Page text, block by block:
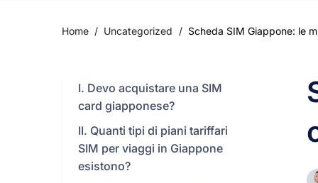
Home / Uncategorized / Scheda SIM Giappone: le
I. Devo acquistare una SIM
card giapponese?
II. Quanti tipi di piani tariffari
SIM per viaggi in Giappone
esistono?